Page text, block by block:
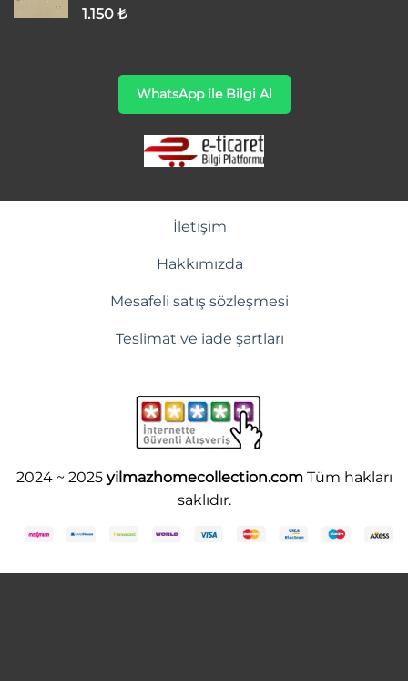
1.150 ₺
WhatsApp ile Bilgi Al
İletişim
Hakkımızda
Mesafeli satış sözleşmesi
Teslimat ve iade şartları
2024 ~ 2025 yilmazhomecollection.comTüm hakları
saklıdır.